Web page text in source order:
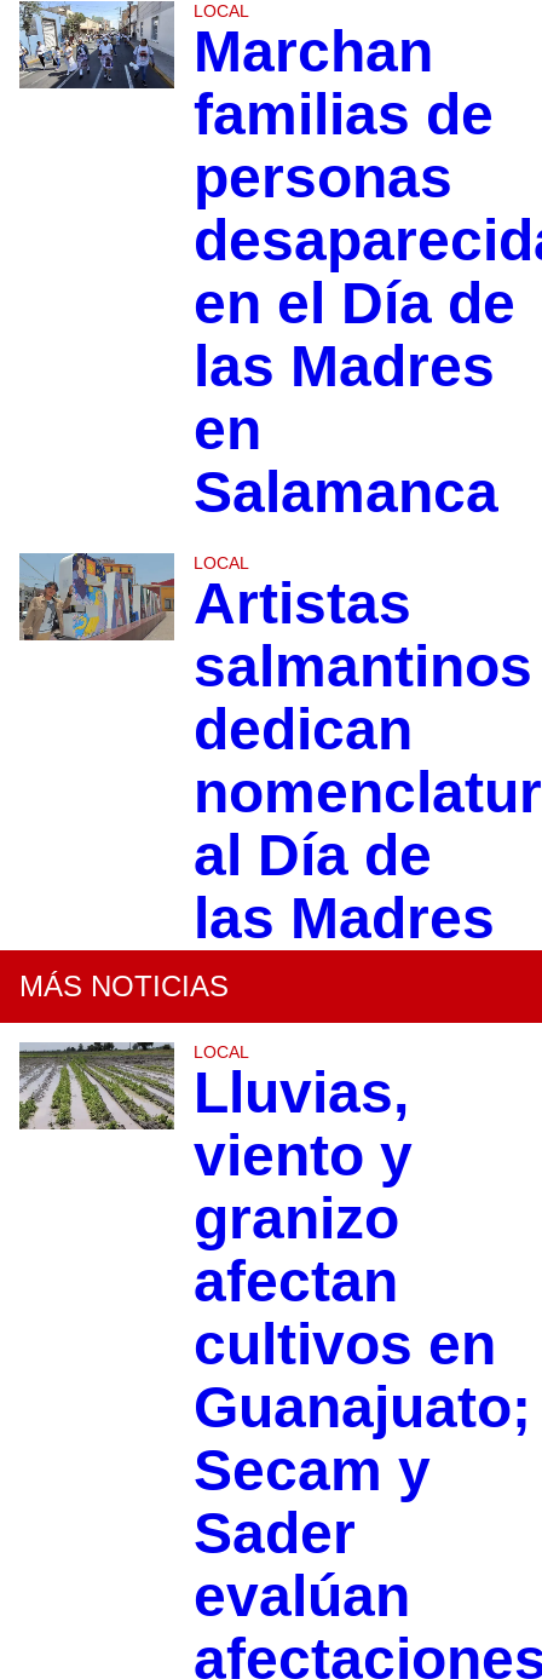
LOCAL
Marchan
familias de
personas
en el Día de
las Madres
en
Salamanca
LOCAL
Artistas
salmantinos
dedican
al Día de
las Madres
MÁS NOTICIAS
LOCAL
Lluvias,
viento y
granizo
afectan
cultivos en
Guanajuato;
Secam y
Sader
evalúan